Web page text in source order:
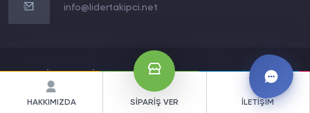
info@lidertakipci.net
2020 LİDERMEDİA TECHNOLOGY LTD.Tüm Hakları Saklıdır.
HAKKIMIZDA SİPARİŞ VER İLETİŞİM
E-Posta Destek Hattı